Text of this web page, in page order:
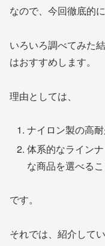
なので、今回徹底的
いろいろ調べてみた
はおすすめします。
理由としては、
ナイロン製の高
体系的なライン
な商品を選べるこ
です。
それでは、紹介してい